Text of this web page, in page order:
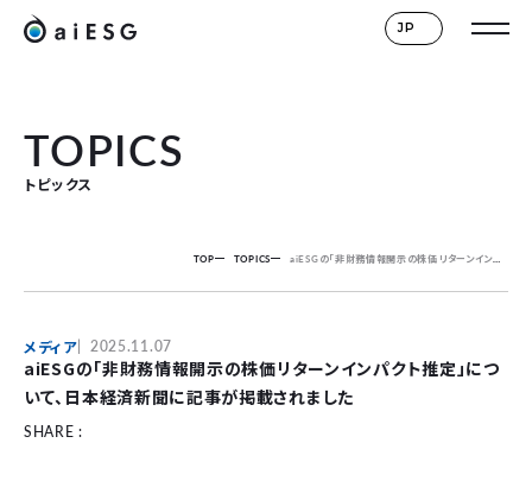
JP
TOPICS
トピックス
TOP TOPICS aiESGの「非財務情報開示の株価リターンインパクト推定」について、日本経済新聞に記事が掲載されました
メディア 2025.11.07
aiESGの「非財務情報開示の株価リターンインパクト推定」につ
いて、日本経済新聞に記事が掲載されました
SHARE :